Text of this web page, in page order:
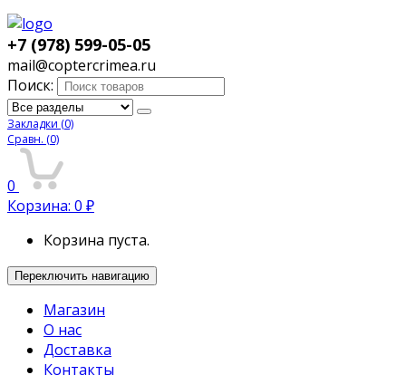
+7 (978) 599-05-05
mail@coptercrimea.ru
Поиск:
Закладки (0)
Сравн. (0)
0
Корзина: 0 ₽
Корзина пуста.
Переключить навигацию
Магазин
О нас
Доставка
Контакты